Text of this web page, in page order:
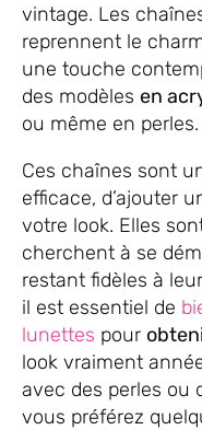
vintage. Les
reprennent le
une touche
des modèles en
ou même en perles.
Ces chaînes sont
efficace, d’ajouter
votre look. Elles
cherchent à se
restant fidèles à
il est essentiel de
lunettes pour
look vraiment
avec des perles ou
vous préférez